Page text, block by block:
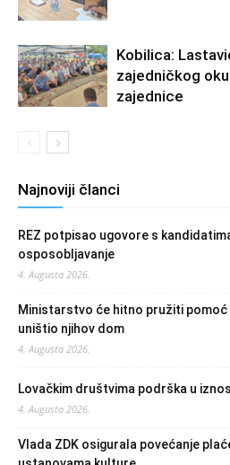
Kobilica:
zajedničkog
zajednice
Najnoviji članci
REZ potpisao ugovore s
osposobljavanje
4. Augusta 2026.
Ministarstvo će hitno pružiti pomoć
uništio njihov dom
4. Augusta 2026.
Lovačkim društvima podrška u
4. Augusta 2026.
Vlada ZDK osigurala povećanje